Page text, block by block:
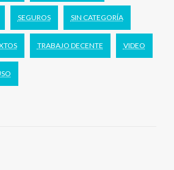
SEGUROS SIN CATEGORÍA
TRABAJO DECENTE VIDEO